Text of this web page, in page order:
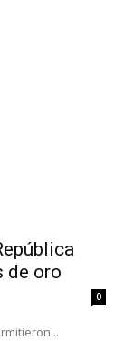
de oro
0